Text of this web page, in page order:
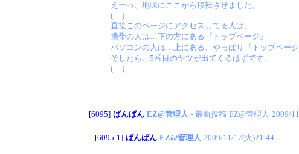
えーっ、地味にここから移転させました。
(-_-)
直接このページにアクセスしてる人は、
携帯の人は…下の方にある『トップページ』
パソコンの人は…上にある、やっぱり『トップページ
そしたら、5番目のヤツが出てくるはずです。
(-_-)
[6095] ぱんぱん EZ@管理人 - 最新投稿 EZ@管理人 2009/
[6095-1] ぱんぱん EZ@管理人 2009/11/17(火)21:44